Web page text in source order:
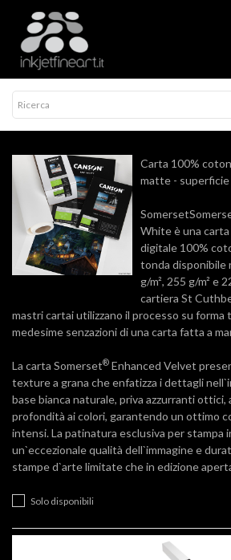
Carta 100%
matte -
White è una
digitale 100%
tonda disponibile
g/m², 255 g/m² e
cartiera St
mastri cartai utilizzano il processo su forma
medesime senzazioni di una carta fatta a
La carta Somerset® Enhanced Velvet
texture a grana che enfatizza i dettagli
base bianca naturale, priva azzurranti ottici,
profondità ai colori, garantendo un ottimo
intensi. La patinatura esclusiva per stampa
un`eccezionale qualità dell`immagine e
stampe d`arte limitate che in edizione
Solo disponibili